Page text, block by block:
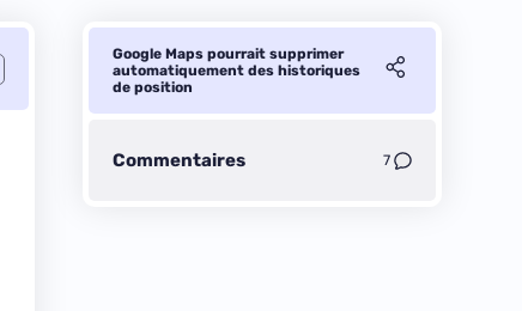
Google Maps pourrait supprimer
automatiquement des historiques
de position
Commentaires 7